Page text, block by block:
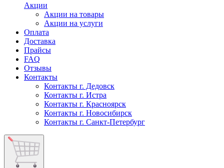
Акции
Акции на товары
Акции на услуги
Оплата
Доставка
Прайсы
FAQ
Отзывы
Контакты
Контакты г. Дедовск
Контакты г. Истра
Контакты г. Красноярск
Контакты г. Новосибирск
Контакты г. Санкт-Петербург